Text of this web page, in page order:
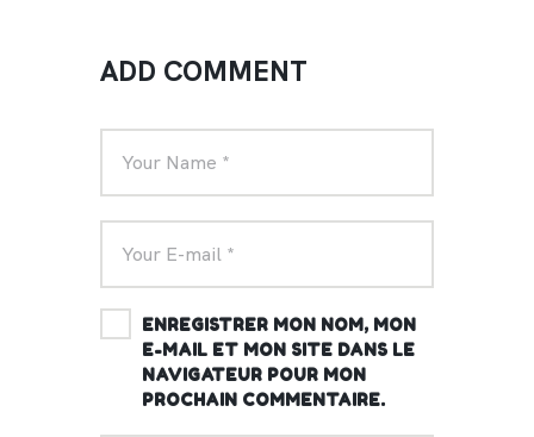
ADD COMMENT
ENREGISTRER MON NOM, MON
E-MAIL ET MON SITE DANS LE
NAVIGATEUR POUR MON
PROCHAIN COMMENTAIRE.